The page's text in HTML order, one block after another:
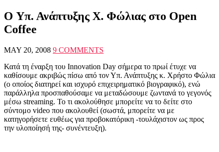
O Υπ. Ανάπτυξης Χ. Φώλιας στο Open
Coffee
MAY 20, 2008 9 COMMENTS
Κατά τη έναρξη του Innovation Day σήμερα το πρωί έτυχε να
καθίσουμε ακριβώς πίσω από τον Υπ. Ανάπτυξης κ. Χρήστο Φώλια
(ο οποίος διατηρεί και ισχυρό επιχειρηματικό βιογραφικό), ενώ
παράλληλα προσπαθούσαμε να μεταδώσουμε ζωντανά το γεγονός
μέσω streaming. Το τι ακολούθησε μπορείτε να το δείτε στο
σύντομο video που ακολουθεί (σωστά, μπορείτε να με
κατηγορήσετε ευθέως για προβοκατόρικη -τουλάχιστον ως προς
την υλοποίησή της- συνέντευξη).